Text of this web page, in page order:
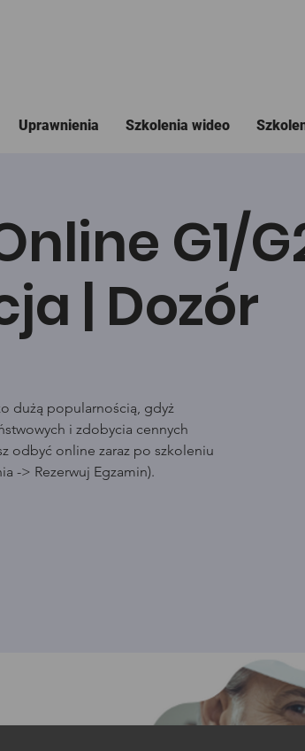
Uprawnienia Szkolenia wideo
G1/
| Dozór
dużą popularnością, gdyż
i zdobycia cennych
odbyć online zaraz po szkoleniu
-> Rezerwuj Egzamin).